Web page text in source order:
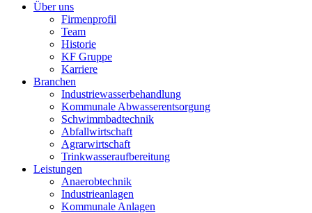
Über uns
Firmenprofil
Team
Historie
KF Gruppe
Karriere
Branchen
Industriewasserbehandlung
Kommunale Abwasserentsorgung
Schwimmbadtechnik
Abfallwirtschaft
Agrarwirtschaft
Trinkwasseraufbereitung
Leistungen
Anaerobtechnik
Industrieanlagen
Kommunale Anlagen